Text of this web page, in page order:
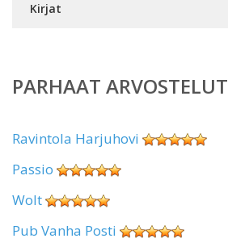
Kirjat
PARHAAT ARVOSTELUT
Ravintola Harjuhovi
Passio
Wolt
Pub Vanha Posti